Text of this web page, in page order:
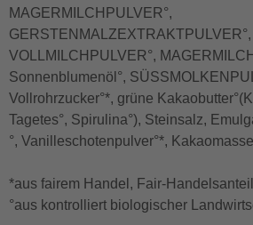
MAGERMILCHPULVER°,
VOLLMILCHPULVER°,
Sonnenblumenöl°,
Vollrohrzucker°*, grüne
Tagetes°, Spirulina°), Steinsalz,
°, Vanilleschotenpulver°*,
*aus fairem Handel, Fair-
°aus kontrolliert biologischer